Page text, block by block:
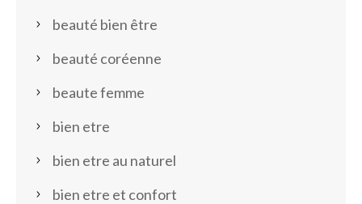
beauté bien être
beauté coréenne
beaute femme
bien etre
bien etre au naturel
bien etre et confort